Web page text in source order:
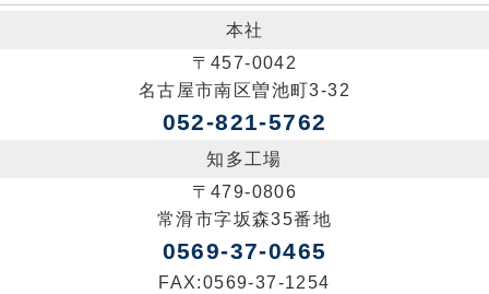
本社
〒457-0042
名古屋市南区曽池町3-32
052-821-5762
知多工場
〒479-0806
常滑市字坂森35番地
0569-37-0465
FAX:0569-37-1254